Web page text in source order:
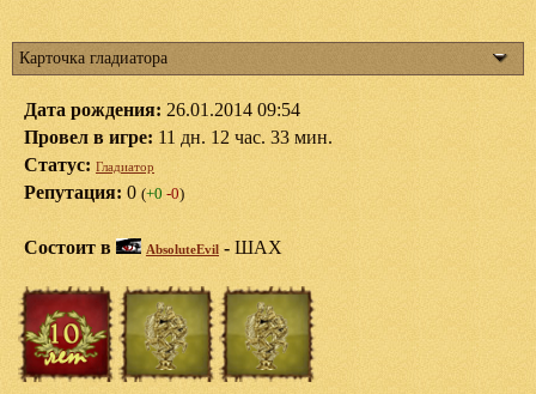
Карточка гладиатора
Дата рождения: 26.01.2014 09:54
Провел в игре: 11 дн. 12 час. 33 мин.
Статус: Гладиатор
Репутация: 0 (+0 -0)
Состоит в AbsoluteEvil - ШАХ